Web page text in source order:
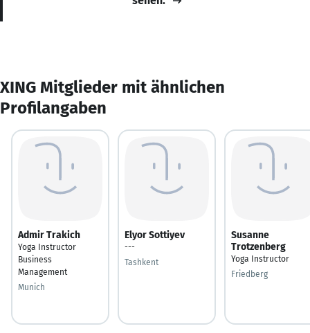
XING Mitglieder mit ähnlichen
Profilangaben
Admir Trakich
Yoga Instructor
Business
Management
Munich
Elyor Sottiyev
---
Tashkent
Susanne
Trotzenberg
Yoga Instructor
Friedberg